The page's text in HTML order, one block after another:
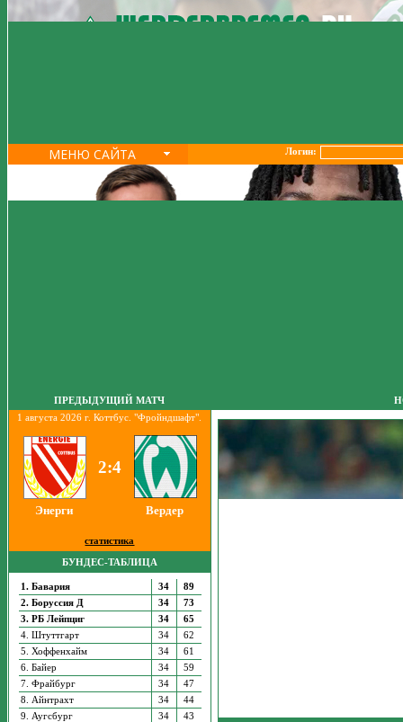
МЕНЮ САЙТА Логин:
ПРЕДЫДУЩИЙ МАТЧ
1 августа 2026 г. Коттбус. "Фройндшафт".
2:4
Энерги Вердер
статистика
БУНДЕС-ТАБЛИЦА
1. Бавария 34
89
2. Боруссия Д
34
73
3. РБ Лейпциг
34
65
4. Штуттгарт
34
62
5. Хоффенхайм
34
61
6. Байер
34
59
7. Фрайбург
34
47
8. Айнтрахт
34
44
9. Аугсбург
34 43